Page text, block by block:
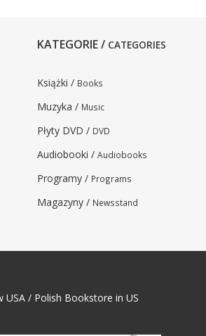
KATEGORIE / CATEGORIES
Książki / Books
Muzyka / Music
Płyty DVD / DVD
Audiobooki / Audiobooks
Programy / Programs
Magazyny / Newsstand
USA / Polish Bookstore in US